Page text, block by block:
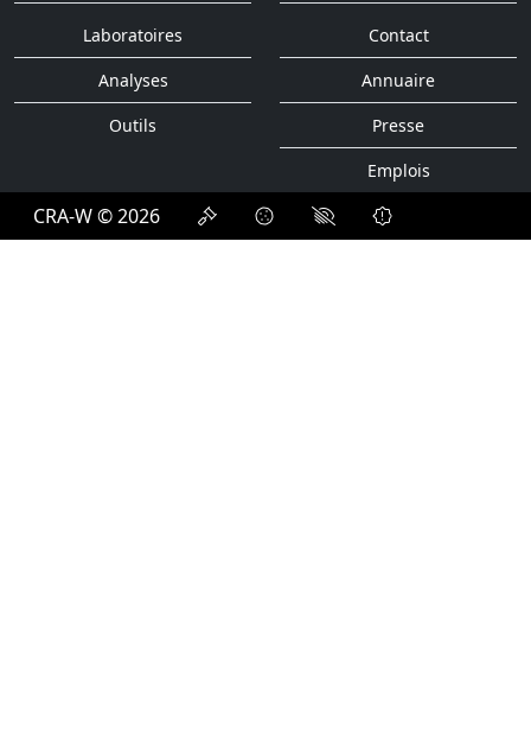
Laboratoires
Analyses
Outils
Contact
Annuaire
Presse
Emplois
CRA-W © 2026